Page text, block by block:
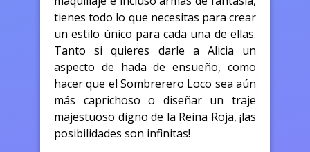
tienes todo lo que necesitas para crear
un estilo único para cada una de ellas.
Tanto si quieres darle a Alicia un
aspecto de hada de ensueño, como
hacer que el Sombrerero Loco sea aún
más caprichoso o diseñar un traje
majestuoso digno de la Reina Roja, ¡las
posibilidades son infinitas!